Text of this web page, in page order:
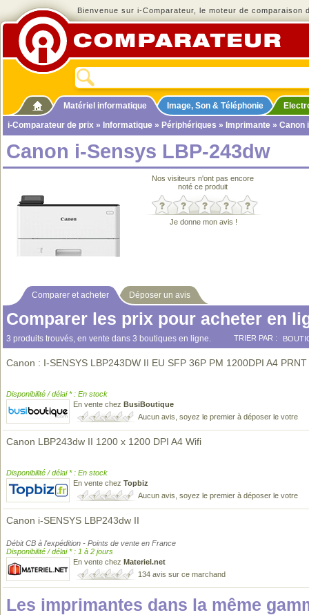
Bienvenue sur i-Comparateur, le moteur de comparaison
Matériel informatique Image, Son & Téléphonie
i-Comparateur de prix » Informatique » Périphériques » Imprimante » Canon
Canon i-Sensys LBP-243dw
Nos visiteurs n'ont pas encore
noté ce produit
Je donne mon avis !
Comparer et acheter Déposer un avis
Comparer les prix pour acheter en
3 produits trouvés, en vente dans 3 boutiques en ligne. TRIER PAR :
Canon : I-SENSYS LBP243DW II EU SFP 36P PM 1200DPI A4 PRNT
Disponibilité / délai * : En stock
En vente chez BusiBoutique
Aucun avis, soyez le premier à déposer le votre
Canon LBP243dw II 1200 x 1200 DPI A4 Wifi
Disponibilité / délai * : En stock
En vente chez Topbiz
Aucun avis, soyez le premier à déposer le votre
Canon i-SENSYS LBP243dw II
Débit CB à l'expédition - Points de vente en France
Disponibilité / délai * : 1 à 2 jours
En vente chez Materiel.net
134 avis sur ce marchand
Les imprimantes dans la même